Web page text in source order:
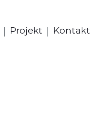
| Projekt | Kontakt